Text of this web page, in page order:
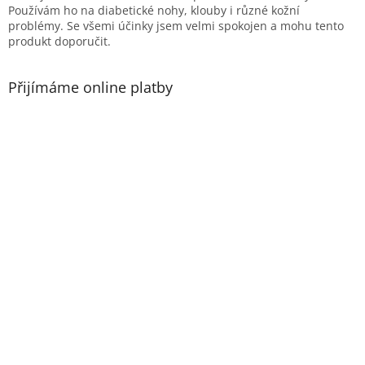
Používám ho na diabetické nohy, klouby i různé kožní
problémy. Se všemi účinky jsem velmi spokojen a mohu tento
produkt doporučit.
Přijímáme online platby